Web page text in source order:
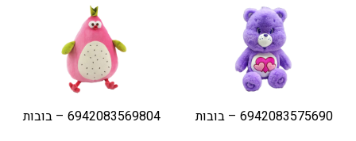
6942083575690 – בובות 6942083569804 – בובות